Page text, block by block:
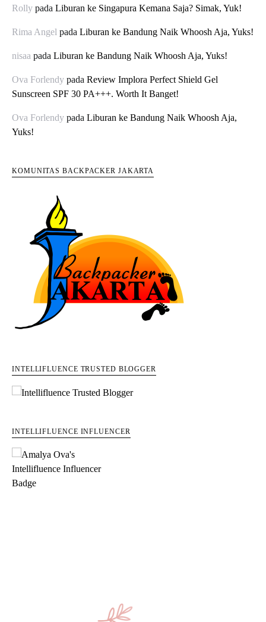
Rolly pada Liburan ke Singapura Kemana Saja? Simak, Yuk!
Rima Angel pada Liburan ke Bandung Naik Whoosh Aja, Yuks!
nisaa pada Liburan ke Bandung Naik Whoosh Aja, Yuks!
Ova Forlendy pada Review Implora Perfect Shield Gel
Sunscreen SPF 30 PA+++. Worth It Banget!
Ova Forlendy pada Liburan ke Bandung Naik Whoosh Aja,
Yuks!
KOMUNITAS BACKPACKER JAKARTA
INTELLIFLUENCE TRUSTED BLOGGER
INTELLIFLUENCE INFLUENCER